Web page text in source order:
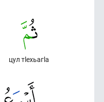
цул тlехьагlа